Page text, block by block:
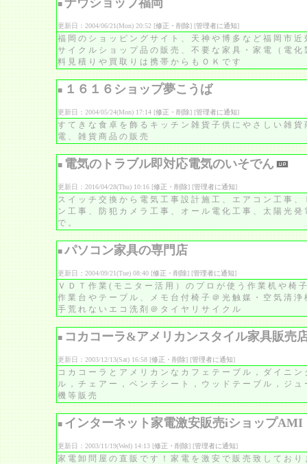
■ ナウショップ福岡
更新日：2004/06/21(Mon) 20:52 [修正・削除] [管理者に通知]
福岡のショッピングサイト、天神や博多など福岡市
サイクルショップ品の販売、不要な家具・家電（電
料見積りや買取りは携帯からもＯＫです
■ １６１６ショップ夢こうば
更新日：2004/05/24(Mon) 17:14 [修正・削除] [管理者に通知]
すてきな食卓を飾るキッチン雑貨子供にやさしい雑
電、雑貨商品の販売
■ 電気のトラブル即対応電気のいそでん
更新日：2016/04/28(Thu) 10:16 [修正・削除] [管理者に通知]
スイッチ交換から電気工事設計施工、エアコン工事
ン工事、防犯カメラ工事、オール電化工事、太陽光
で。
■ パソコン家具の専門店
更新日：2004/09/21(Tue) 08:40 [修正・削除] [管理者に通知]
ＶＤＴ作業(モニター活用）のプロが使う作業机や椅
作業台やテーブル、メモ台付椅子＠光触媒・空気清
手荒れないエコ洗剤＠タイヤリサイクル
■ コカコーラ&アメリカンスタイル家具販売
更新日：2003/12/13(Sat) 16:58 [修正・削除] [管理者に通知]
コカコーラとアメリカンなカフェテーブル，ダイニ
ル，チェアー，ベンチシート，ウッドテーブル，ジ
機等販売
■ インターネット家電激安販売iショップAMI
更新日：2003/11/19(Wed) 14:13 [修正・削除] [管理者に通知]
家電卸問屋の直販です！家電を激安で販売致してお